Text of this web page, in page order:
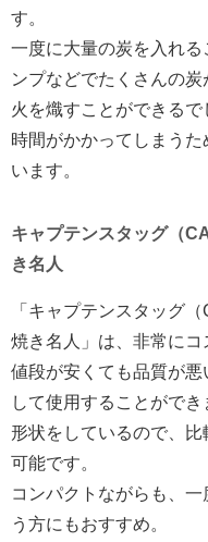
す。
一度に大量の炭を入れ
ンプなどでたくさんの
火を熾すことができる
時間がかかってしまう
います。
キャプテンスタッグ（
き名人
「キャプテンスタッグ
焼き名人」は、非常にコ
値段が安くても品質が
して使用することがで
形状をしているので、
可能です。
コンパクトながらも、
う方にもおすすめ。